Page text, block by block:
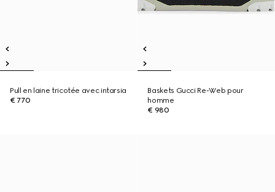
Pull en laine tricotée avec intarsia
€ 770
Baskets Gucci Re-Web pour
homme
€ 980